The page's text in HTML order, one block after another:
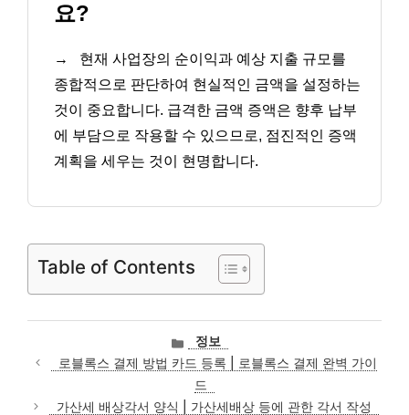
요?
→
현재 사업장의 순이익과 예상 지출 규모를
종합적으로 판단하여 현실적인 금액을 설정하는
것이 중요합니다. 급격한 금액 증액은 향후 납부
에 부담으로 작용할 수 있으므로, 점진적인 증액
계획을 세우는 것이 현명합니다.
Table of Contents
카
테
고
리
정보
로블록스 결제 방법 카드 등록 | 로블록스 결제 완벽 가이
드
가산세 배상각서 양식 | 가산세배상 등에 관한 각서 작성